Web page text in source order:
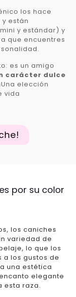
los hace
están
y estándar) y
que encuentres
es un amigo
carácter dulce
elección
vida
por su color
los caniches
variedad de
lo que los
a los gustos de
una estética
elegante
esta raza.